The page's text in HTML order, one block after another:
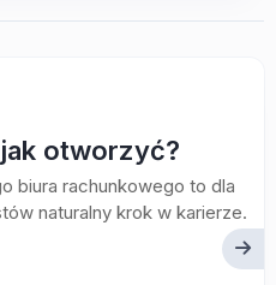
otworzyć?
biura rachunkowego to dla
naturalny krok w karierze.